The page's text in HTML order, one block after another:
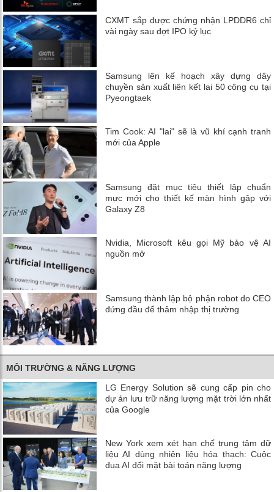
CXMT sắp được chứng nhận LPDDR6 chỉ
vài ngày sau đợt IPO kỷ lục
Samsung lên kế hoạch xây dựng dây
chuyền sản xuất liên kết lai 50 công cụ tại
Pyeongtaek
Tim Cook: AI "lai" sẽ là vũ khí cạnh tranh
mới của Apple
Samsung đặt mục tiêu thiết lập chuẩn
mực mới cho thiết kế màn hình gập với
Galaxy Z8
Nvidia, Microsoft kêu gọi Mỹ bảo vệ AI
nguồn mở
Samsung thành lập bộ phận robot do CEO
đứng đầu để thâm nhập thị trường
MÔI TRƯỜNG & NĂNG LƯỢNG
LG Energy Solution sẽ cung cấp pin cho
dự án lưu trữ năng lượng mặt trời lớn nhất
của Google
New York xem xét hạn chế trung tâm dữ
liệu AI dùng nhiên liệu hóa thạch: Cuộc
đua AI đối mặt bài toán năng lượng